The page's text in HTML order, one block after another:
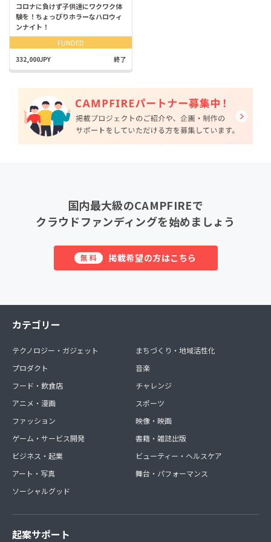
コロナに負けず子供達にワクワク体
験を！ちょっぴりホラーなハロウィ
ンナイト！
FUNDED
332,000JPY 終了
国内最大級のCAMPFIREで
クラウドファンディングを始めましょう
無料 掲載希望の方はこちら
カテゴリー
テクノロジー・ガジェット
プロダクト
フード・飲食店
アニメ・漫画
ファッション
ゲーム・サービス開発
ビジネス・起業
アート・写真
ソーシャルグッド
まちづくり・地域活性化
音楽
チャレンジ
スポーツ
映像・映画
書籍・雑誌出版
ビューティー・ヘルスケア
舞台・パフォーマンス
起案サポート